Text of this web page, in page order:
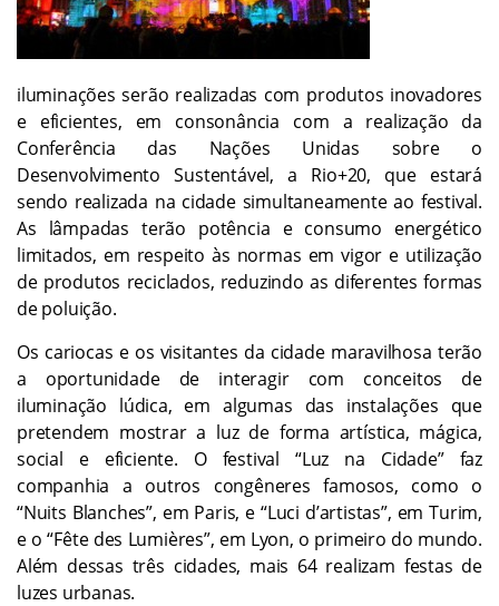
iluminações serão realizadas com produtos inovadores
e eficientes, em consonância com a realização da
Conferência das Nações Unidas sobre o
Desenvolvimento Sustentável, a Rio+20, que estará
sendo realizada na cidade simultaneamente ao festival.
As lâmpadas terão potência e consumo energético
limitados, em respeito às normas em vigor e utilização
de produtos reciclados, reduzindo as diferentes formas
de poluição.
Os cariocas e os visitantes da cidade maravilhosa terão
a oportunidade de interagir com conceitos de
iluminação lúdica, em algumas das instalações que
pretendem mostrar a luz de forma artística, mágica,
social e eficiente. O festival “Luz na Cidade” faz
companhia a outros congêneres famosos, como o
“Nuits Blanches”, em Paris, e “Luci d’artistas”, em Turim,
e o “Fête des Lumières”, em Lyon, o primeiro do mundo.
Além dessas três cidades, mais 64 realizam festas de
luzes urbanas.